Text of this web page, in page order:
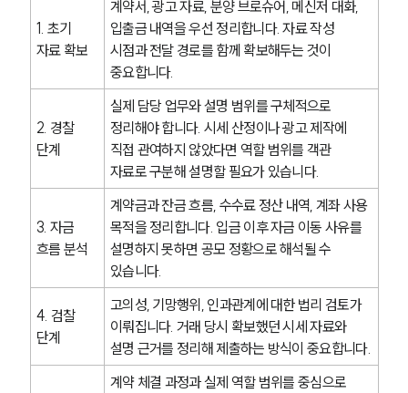
구성원 소개
형사전문변호사
소식/자료
언론보도
공지사항
법률 블로그
법률서식
뉴스레터/브로슈어
대륜법률상담예약
대륜법률상담예약
1. 초기
자료 확보
계약서, 광고 자료, 분양 브로슈어, 메신저 대화,
입출금 내역을 우선 정리합니다. 자료 작성
시점과 전달 경로를 함께 확보해두는 것이
중요합니다.
2. 경찰
단계
실제 담당 업무와 설명 범위를 구체적으로
정리해야 합니다. 시세 산정이나 광고 제작에
직접 관여하지 않았다면 역할 범위를 객관
자료로 구분해 설명할 필요가 있습니다.
3. 자금
흐름 분석
계약금과 잔금 흐름, 수수료 정산 내역, 계좌 사용
목적을 정리합니다. 입금 이후 자금 이동 사유를
설명하지 못하면 공모 정황으로 해석될 수
있습니다.
4. 검찰
단계
고의성, 기망행위, 인과관계에 대한 법리 검토가
이뤄집니다. 거래 당시 확보했던 시세 자료와
설명 근거를 정리해 제출하는 방식이 중요합니다.
계약 체결 과정과 실제 역할 범위를 중심으로